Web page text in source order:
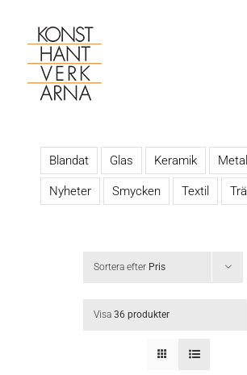
innehållet
Blandat Glas Keramik Metall
Nyheter Smycken Textil Trä
Sortera efter Pris
Visa 36 produkter